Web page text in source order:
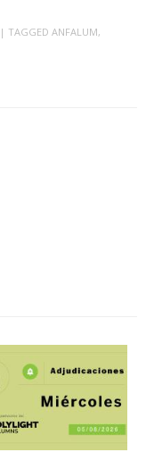
| TAGGED ANFALUM,